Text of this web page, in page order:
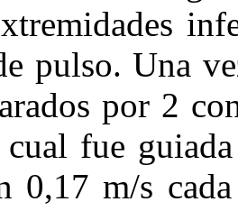
pulso. Una
por 2
fue
0,17 m/s